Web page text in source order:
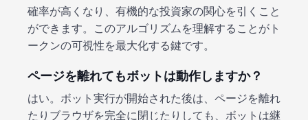
確率が高くなり、有機的な投資家の関心を引くこと
ができます。このアルゴリズムを理解することがト
ークンの可視性を最大化する鍵です。
ページを離れてもボットは動作しますか？
はい。ボット実行が開始された後は、ページを離れ
たりブラウザを完全に閉じたりしても、ボットは継